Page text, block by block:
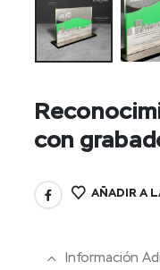
con
AÑADIR A
Información